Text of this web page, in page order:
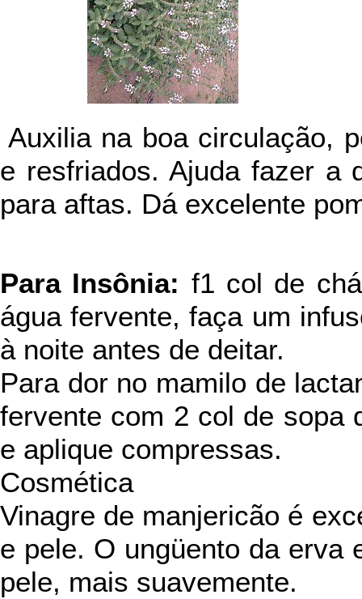
Auxilia na boa circulação,
e resfriados. Ajuda fazer a
para aftas. Dá excelente
Para Insônia: f1 col de
água fervente, faça um
à noite antes de deitar.
Para dor no mamilo de
fervente com 2 col de sopa
e aplique compressas.
Cosmética
Vinagre de manjericão é
e pele. O ungüento da erva
pele, mais suavemente.